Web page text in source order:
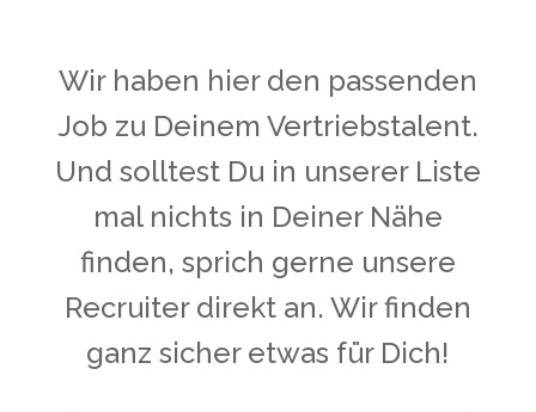
Wir haben hier den passenden
Job zu Deinem Vertriebstalent.
Und solltest Du in unserer Liste
mal nichts in Deiner Nähe
finden, sprich gerne unsere
Recruiter direkt an. Wir finden
ganz sicher etwas für Dich!